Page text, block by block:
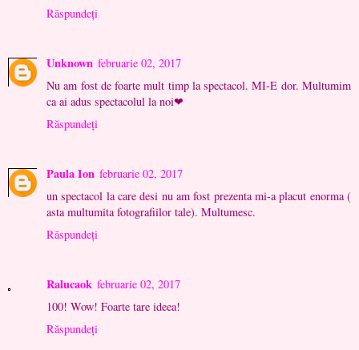
Răspundeți
Unknown februarie 02, 2017
Nu am fost de foarte mult timp la spectacol. MI-E dor. Multumim
ca ai adus spectacolul la noi❤
Răspundeți
Paula Ion februarie 02, 2017
un spectacol la care desi nu am fost prezenta mi-a placut enorma (
asta multumita fotografiilor tale). Multumesc.
Răspundeți
Ralucaok februarie 02, 2017
100! Wow! Foarte tare ideea!
Răspundeți